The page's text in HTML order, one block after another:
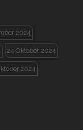
2024
24 Oktober 2024
2024